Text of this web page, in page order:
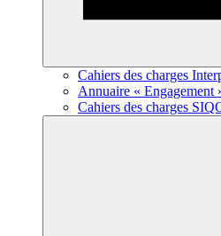
Cahiers des charges
Annuaire « Engagement
Cahiers des charges